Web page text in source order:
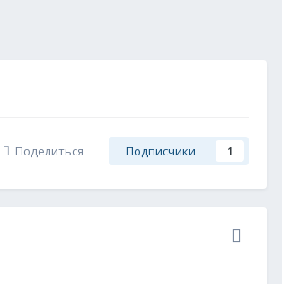
Поделиться Подписчики 1